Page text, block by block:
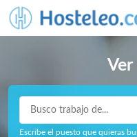
Ver
Escribe el puesto que quieras